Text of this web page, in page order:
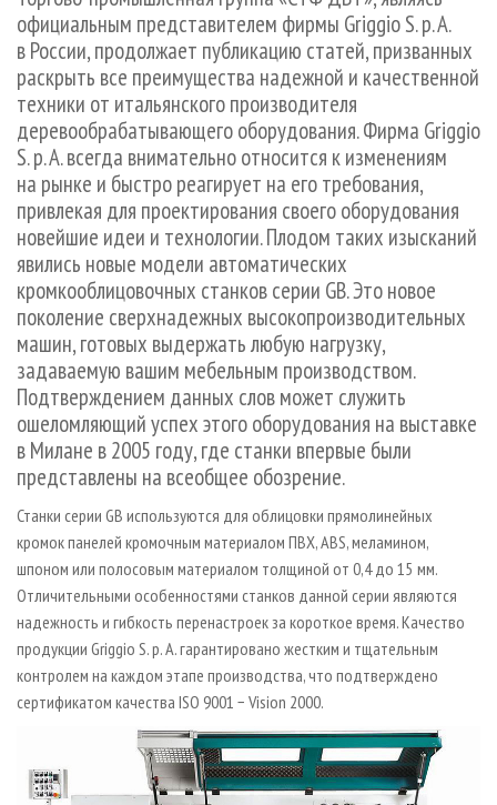
СУШКА ДРЕВЕСИНЫ
ПРОИЗВОДСТВО ДРЕВЕСНЫХ ПЛИТ
ДЕРЕВЯННОЕ ДОМОСТРОЕНИЕ
ПРОИЗВОДСТВО МЕБЕЛИ
БИОЭНЕРГЕТИКА
ЦБП
ИНСТРУМЕНТ И МАТЕРИАЛЫ
ПЕРСОНЫ
МОБИЛЬНЫЕ ВЫСТАВКИ
ОФИЦИАЛЬНЫЕ ДЕЛЕГАЦИИ
ПРИОРИТЕТНЫЕ ИНВЕСТПРОЕКТЫ
RUSSIAN FORESTRY REVIEW
ГАЗЕТА ЛЕСПРОМФОРУМ
БИБЛИОТЕКА СПЕЦИАЛИСТА
КОНТАКТЫ
РЕКЛАМА
РЕКЛАМА НА САЙТЕ
официальным представителем фирмы Griggio S. p. A.
в России, продолжает публикацию статей, призванных
раскрыть все преимущества надежной и качественной
техники от итальянского производителя
деревообрабатывающего оборудования. Фирма Griggio
S. p. A. всегда внимательно относится к изменениям
на рынке и быстро реагирует на его требования,
привлекая для проектирования своего оборудования
новейшие идеи и технологии. Плодом таких изысканий
явились новые модели автоматических
кромкооблицовочных станков серии GB. Это новое
поколение сверхнадежных высокопроизводительных
машин, готовых выдержать любую нагрузку,
задаваемую вашим мебельным производством.
Подтверждением данных слов может служить
ошеломляющий успех этого оборудования на выставке
в Милане в 2005 году, где станки впервые были
представлены на всеобщее обозрение.
Станки серии GB используются для облицовки прямолинейных
кромок панелей кромочным материалом ПВХ, ABS, меламином,
шпоном или полосовым материалом толщиной от 0,4 до 15 мм.
Отличительными особенностями станков данной серии являются
надежность и гибкость перенастроек за короткое время. Качество
продукции Griggio S. p. A. гарантировано жестким и тщательным
контролем на каждом этапе производства, что подтверждено
сертификатом качества ISO 9001 − Vision 2000.